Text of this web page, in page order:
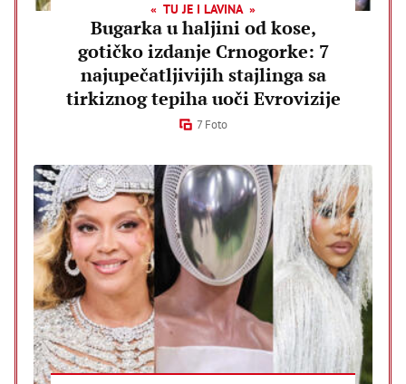
TU JE I LAVINA
Bugarka u haljini od kose,
gotičko izdanje Crnogorke: 7
najupečatljivijih stajlinga sa
tirkiznog tepiha uoči Evrovizije
7 Foto